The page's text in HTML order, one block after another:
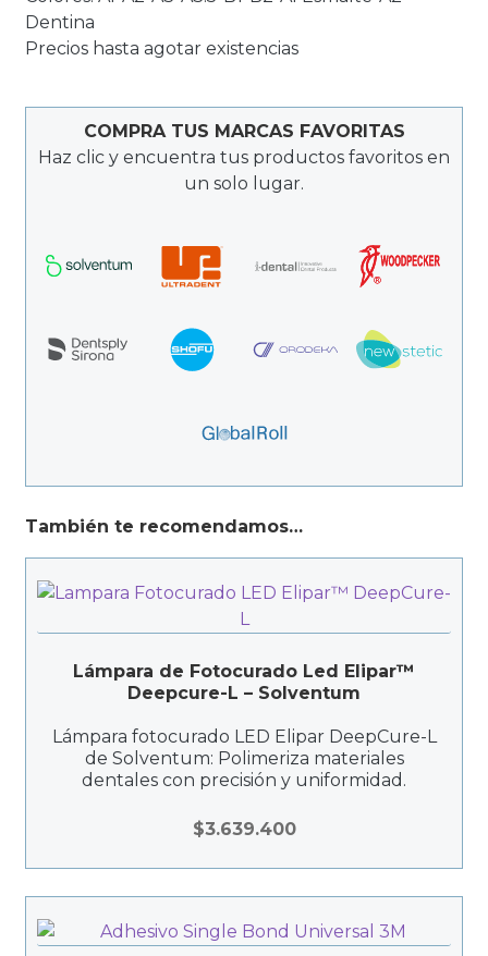
Dentina
Precios hasta agotar existencias
COMPRA TUS MARCAS FAVORITAS
Haz clic y encuentra tus productos favoritos en
un solo lugar.
También te recomendamos…
Lámpara de Fotocurado Led Elipar™
Deepcure-L – Solventum
Lámpara fotocurado LED Elipar DeepCure-L
de Solventum: Polimeriza materiales
dentales con precisión y uniformidad.
$3.639.400